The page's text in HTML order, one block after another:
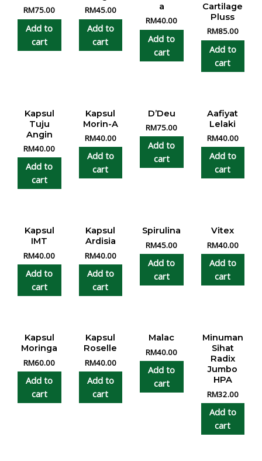
RM75.00
Add to
cart
RM45.00
Add to
cart
a
RM40.00
Add to
cart
Cartilage
Pluss
RM85.00
Add to
cart
Kapsul
Tuju
Angin
RM40.00
Add to
cart
Kapsul
Morin-A
RM40.00
Add to
cart
D’Deu
RM75.00
Add to
cart
Aafiyat
Lelaki
RM40.00
Add to
cart
Kapsul
IMT
RM40.00
Add to
cart
Kapsul
Ardisia
RM40.00
Add to
cart
Spirulina
RM45.00
Add to
cart
Vitex
RM40.00
Add to
cart
Kapsul
Moringa
RM60.00
Add to
cart
Kapsul
Roselle
RM40.00
Add to
cart
Malac
RM40.00
Add to
cart
Minuman
Sihat
Radix
Jumbo
HPA
RM32.00
Add to
cart